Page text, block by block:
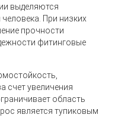
выделяются
При низких
прочности
фитинговые
счет увеличения
область
является тупиковым